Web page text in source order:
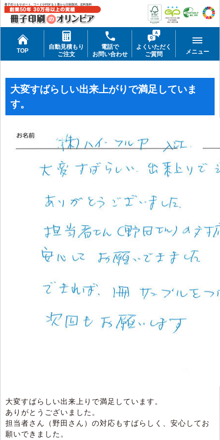
冊子作りをサポート。ワードやPDFを１冊から印刷製本。送料無料
TOP
自動見積もり
ご注文
電話で
お問い合わせ
よくいただく
ご質問
メニュー
大変すばらしい出来上がりで満足していま
す。
大変すばらしい出来上りで満足しています。
ありがとうございました。
担当者さん（野田さん）の対応もすばらしく、安心してお
願いできました。